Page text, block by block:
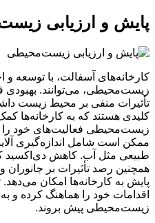
پایش و ارزیابی
کارخانه‌های آسفالت، با توسعه
زیست‌محیطی، می‌توانند.
تأثیرات منفی بر محیط زیست
کلیدی هستند که به کارخانه‌ها
زیست‌محیطی فعالیت‌های خود را
ممکن است شامل اندازه‌گیری
طبیعی مثل آب. کاهش دی‌اکسید
همچنین رصد تأثیرات بر جانوران
پایش به کارخانه‌ها امکان
اقدامات خود را هماهنگ کرده
زیست‌محیطی پیش بروند.